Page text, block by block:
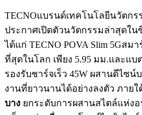
TECNOแบรนด์เทคโนโลยีนวัตก
ประกาศเปิดตัวนวัตกรรมล่าสุดใน
ได้แก่ TECNO POVA Slim 5Gสม
ที่สุดในโลก เพียง 5.95 มม.และแบ
รองรับชาร์จเร็ว 45W ผสานดีไซน์
งานที่ยาวนานได้อย่างลงตัว ภาย
บาง ยกระดับการผสานสไตล์แห่ง